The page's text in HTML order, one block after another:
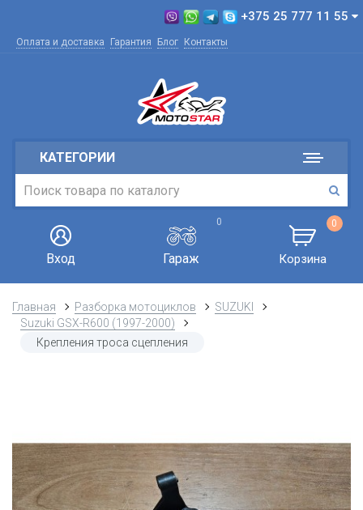
+375 25 777 11 55
Оплата и доставка Гарантия Блог Контакты
КАТЕГОРИИ
Вход
0
Гараж
0
Корзина
Главная Разборка мотоциклов
SUZUKI
Suzuki GSX-R600 (1997-2000)
Крепления троса сцепления